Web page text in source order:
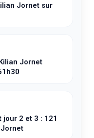
Jornet sur
Jornet
2 et 3 : 121
Jornet